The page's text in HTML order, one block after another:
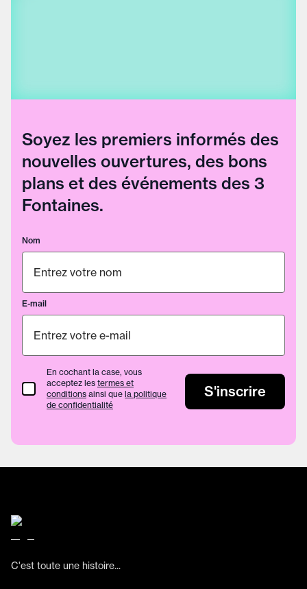
Soyez les premiers informés des
nouvelles ouvertures, des bons
plans et des événements des 3
Fontaines.
Nom
E-mail
termes et conditions
En cochant la case, vous
acceptez les termes et
conditions ainsi que la politique
de confidentialité
S'inscrire
C'est toute une histoire...